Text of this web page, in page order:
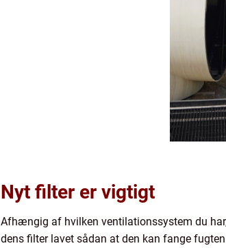
Nyt filter er vigtigt
Afhængig af hvilken ventilationssystem du
dens filter lavet sådan at den kan fange